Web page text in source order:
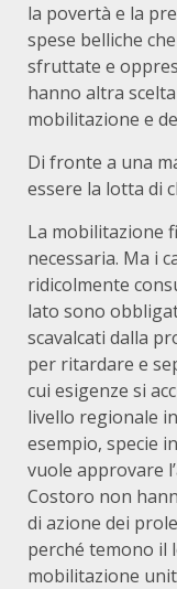
la povertà e la
spese belliche
sfruttate e
hanno altra
mobilitazione e
Di fronte a una
essere la lotta di
La mobilitazione
necessaria. Ma i
ridicolmente
lato sono
scavalcati dalla
per ritardare e
cui esigenze si
livello regionale
esempio, specie
vuole approvare
Costoro non
di azione dei
perché temono il
mobilitazione